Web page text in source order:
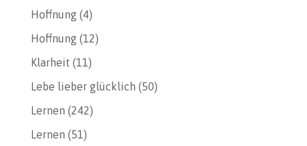
Hoffnung(4)
Hoffnung(12)
Klarheit (11)
Lebe lieber glücklich (50)
Lernen (242)
Lernen (51)